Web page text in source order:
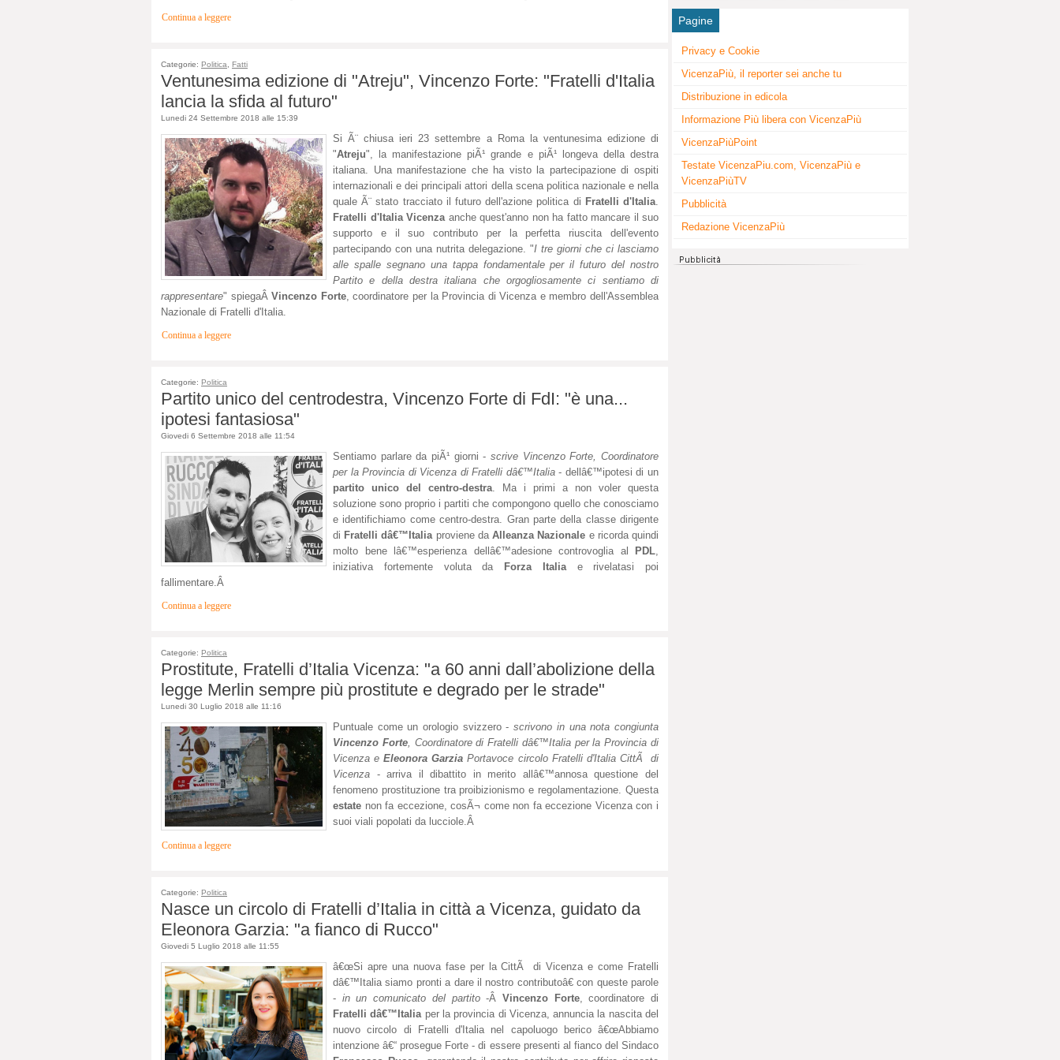
Continua a leggere
Categorie: Politica Fatti
Ventunesima edizione di "Atreju", Vincenzo Forte: "Fratelli d'Italia
lancia la sfida al futuro"
Lunedi 24 Settembre 2018 alle 15:39
Si Ã¨ chiusa ieri 23 settembre a Roma la ventunesima edizione di
"Atreju", la manifestazione piÃ¹ grande e piÃ¹ longeva della destra
italiana. Una manifestazione che ha visto la partecipazione di ospiti
internazionali e dei principali attori della scena politica nazionale e nella
quale Ã¨ stato tracciato il futuro dell'azione politica di Fratelli d'Italia
Fratelli d'Italia Vicenza anche quest'anno non ha fatto mancare il suo
supporto e il suo contributo per la perfetta riuscita dell'evento
partecipando con una nutrita delegazione. "I tre giorni che ci lasciamo
alle spalle segnano una tappa fondamentale per il futuro del nostro
Partito e della destra italiana che orgogliosamente ci sentiamo di
rappresentare" spiegaÂVincenzo Forte, coordinatore per la Provincia di Vicenza e membro dell'Assemblea
Nazionale di Fratelli d'Italia.
Continua a leggere
Categorie: Politica
Partito unico del centrodestra, Vincenzo Forte di FdI: "è una...
ipotesi fantasiosa"
Giovedi 6 Settembre 2018 alle 11:54
Sentiamo parlare da piÃ¹ giorni - scrive Vincenzo Forte, Coordinatore
per la Provincia di Vicenza di Fratelli dâ€™Italia- dellâ€™ipotesi di un
partito unico del centro-destra . Ma i primi a non voler questa
soluzione sono proprio i partiti che compongono quello che conosciamo
e identifichiamo come centro-destra. Gran parte della classe dirigente
di Fratelli dâ€™Italia proviene daAlleanza Nazionale e ricorda quindi
molto bene lâ€™esperienza dellâ€™adesione controvoglia al
PDL
iniziativa fortemente voluta da
Forza Italiae rivelatasi poi
fallimentare.Â
Continua a leggere
Categorie: Politica
Prostitute, Fratelli d’Italia Vicenza: "a 60 anni dall’abolizione della
legge Merlin sempre più prostitute e degrado per le strade"
Lunedi 30 Luglio 2018 alle 11:16
Puntuale come un orologio svizzero -scrivono in una nota congiunta
Vincenzo Forte, Coordinatore di Fratelli dâ€™Italia per la Provincia di
Vicenza eEleonora GarziaPortavoce circolo Fratelli d'Italia CittÃ di
Vicenza - arriva il dibattito in merito allâ€™annosa questione del
fenomeno prostituzione tra proibizionismo e regolamentazione. Questa
estate non fa eccezione, cosÃ¬ come non fa eccezione Vicenza con i
suoi viali popolati da lucciole.Â
Continua a leggere
Categorie: Politica
Nasce un circolo di Fratelli d’Italia in città a Vicenza, guidato da
Eleonora Garzia: "a fianco di Rucco"
Giovedi 5 Luglio 2018 alle 11:55
â€œSi apre una nuova fase per la CittÃ di Vicenza e come Fratelli
dâ€™Italia siamo pronti a dare il nostro contributoâ€ con queste parole
- in un comunicato del partito-Â Vincenzo Forte, coordinatore di
Fratelli dâ€™Italia per la provincia di Vicenza, annuncia la nascita del
nuovo circolo di Fratelli d'Italia nel capoluogo berico â€œAbbiamo
intenzione â€“ prosegue Forte - di essere presenti al fianco del Sindaco
Pagine
Privacy e Cookie
VicenzaPiù, il reporter sei anche tu
Distribuzione in edicola
Informazione Più libera con VicenzaPiù
VicenzaPiùPoint
Testate VicenzaPiu.com, VicenzaPiù e
VicenzaPiùTV
Pubblicità
Redazione VicenzaPiù